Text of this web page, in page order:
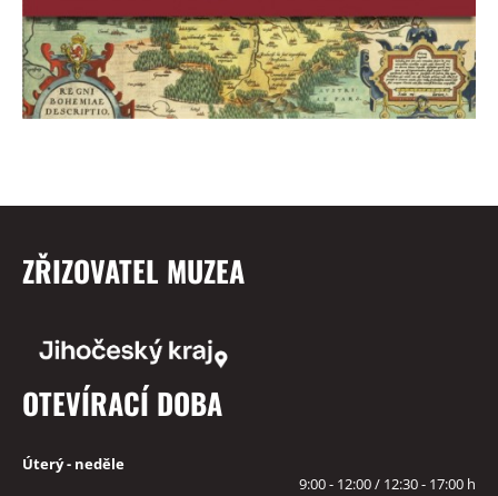
ZŘIZOVATEL MUZEA
OTEVÍRACÍ DOBA
Úterý - neděle
9:00 - 12:00 / 12:30 - 17:00 h